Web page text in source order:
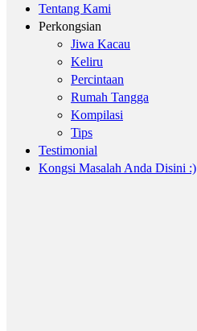
Tentang Kami
Perkongsian
Jiwa Kacau
Keliru
Percintaan
Rumah Tangga
Kompilasi
Tips
Testimonial
Kongsi Masalah Anda Disini :)